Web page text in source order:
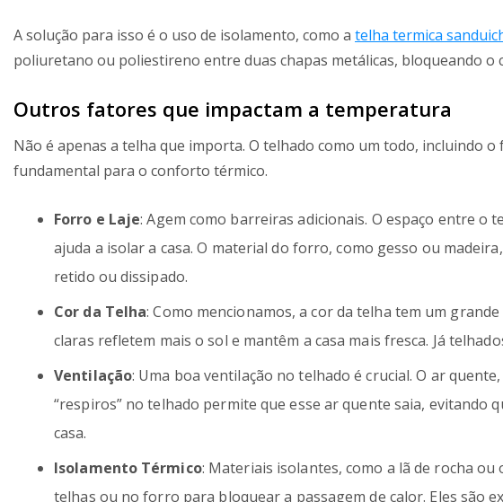
A solução para isso é o uso de isolamento, como a telha termica
poliuretano ou poliestireno entre duas chapas metálicas, bloqueando o
Outros fatores que impactam a temperatura
Não é apenas a telha que importa. O telhado como um todo, incluindo
fundamental para o conforto térmico.
Forro e Laje: Agem como barreiras adicionais. O espaço entre o
ajuda a isolar a casa. O material do forro, como gesso ou
retido ou dissipado.
Cor da Telha: Como mencionamos, a cor da telha tem um
claras refletem mais o sol e mantêm a casa mais fresca. Já
Ventilação: Uma boa ventilação no telhado é crucial. O ar
“respiros” no telhado permite que esse ar quente saia, evitando
casa.
Isolamento Térmico: Materiais isolantes, como a lã de rocha
telhas ou no forro para bloquear a passagem de calor. Eles são